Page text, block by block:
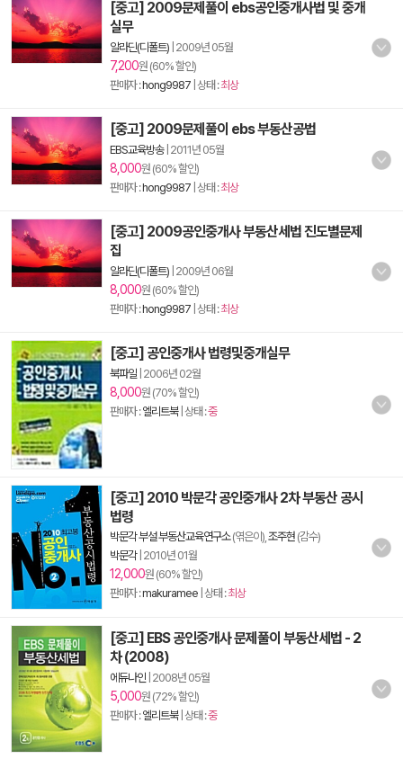
[중고] 2009문제풀이 ebs공인중개사법 및 중개
실무
알라딘(디폴트) 2009년 05월
7,200원 (60% 할인)
판매자 :hong9987 | 상태 :최상
[중고] 2009문제풀이 ebs 부동산공법
EBS교육방송| 2011년 05월
8,000원 (60% 할인)
판매자 :hong9987 | 상태 :최상
[중고] 2009공인중개사 부동산세법 진도별문제
집
알라딘(디폴트) 2009년 06월
8,000원 (60% 할인)
판매자 :hong9987 | 상태 :최상
[중고] 공인중개사 법령및중개실무
북파일 2006년 02월
8,000원 (70% 할인)
판매자 :엘리트북| 상태 :중
[중고] 2010 박문각 공인중개사 2차 부동산 공시
법령
박문각 부설 부동산교육연구소(엮은이), 조주현 (감수)
박문각| 2010년 01월
12,000원 (60% 할인)
판매자 :makuramee | 상태 :최상
[중고] EBS 공인중개사 문제풀이 부동산세법 - 2
차 (2008)
에듀나인 2008년 05월
5,000원 (72% 할인)
판매자 :엘리트북| 상태 :중